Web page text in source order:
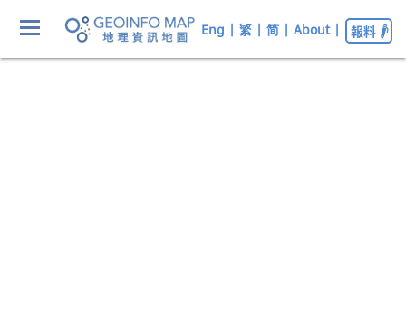
Eng | 繁 | 简 | About | 報料